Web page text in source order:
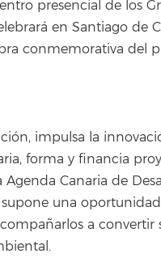
presencial de los
en Santiago de
conmemorativa del
impulsa la
forma y financia
Canaria de
una
a convertir